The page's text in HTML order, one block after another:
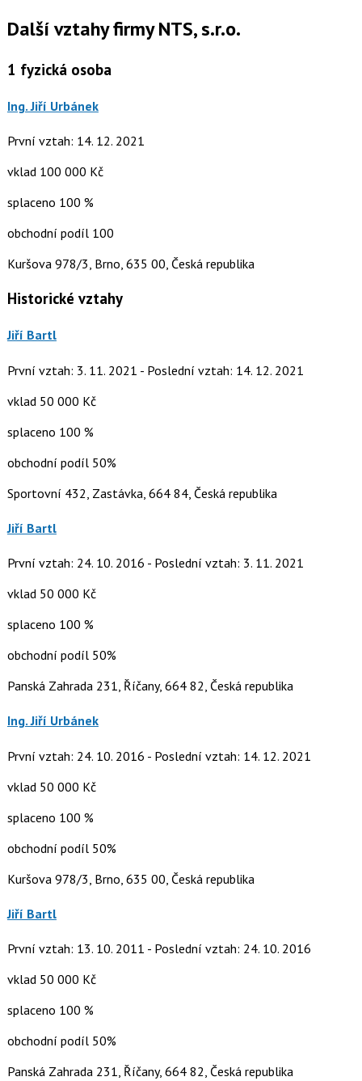
Další vztahy firmy NTS, s.r.o.
1 fyzická osoba
Ing. Jiří Urbánek
První vztah: 14. 12. 2021
vklad 100 000 Kč
splaceno 100 %
obchodní podíl 100
Kuršova 978/3, Brno, 635 00, Česká republika
Historické vztahy
Jiří Bartl
První vztah: 3. 11. 2021 - Poslední vztah: 14. 12. 2021
vklad 50 000 Kč
splaceno 100 %
obchodní podíl 50%
Sportovní 432, Zastávka, 664 84, Česká republika
Jiří Bartl
První vztah: 24. 10. 2016 - Poslední vztah: 3. 11. 2021
vklad 50 000 Kč
splaceno 100 %
obchodní podíl 50%
Panská Zahrada 231, Říčany, 664 82, Česká republika
Ing. Jiří Urbánek
První vztah: 24. 10. 2016 - Poslední vztah: 14. 12. 2021
vklad 50 000 Kč
splaceno 100 %
obchodní podíl 50%
Kuršova 978/3, Brno, 635 00, Česká republika
Jiří Bartl
První vztah: 13. 10. 2011 - Poslední vztah: 24. 10. 2016
vklad 50 000 Kč
splaceno 100 %
obchodní podíl 50%
Panská Zahrada 231, Říčany, 664 82, Česká republika